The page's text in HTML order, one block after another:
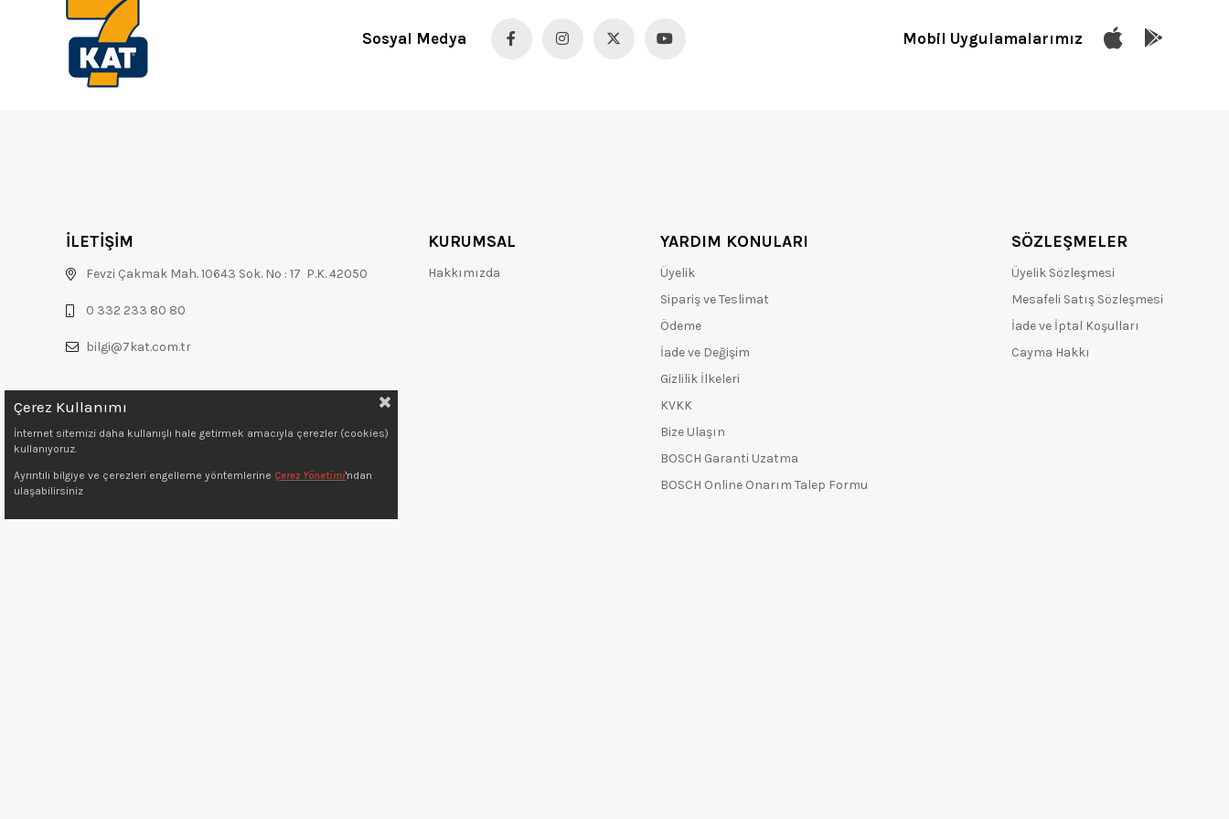
Sosyal Medya Mobil Uygulamalarımız
İLETİŞİM
Fevzi Çakmak Mah. 10643 Sok. No : 17 P.K. 42050
0 332 233 80 80
bilgi@7kat.com.tr
Copyright © 2022 7kat.com.tr
KURUMSAL
Hakkımızda
YARDIM KONULARI
Üyelik
Sipariş ve Teslimat
Ödeme
İade ve Değişim
Gizlilik İlkeleri
KVKK
Bize Ulaşın
BOSCH Garanti Uzatma
BOSCH Online Onarım Talep Formu
SÖZLEŞMELER
Üyelik Sözleşmesi
Mesafeli Satış Sözleşmesi
İade ve İptal Koşulları
Cayma Hakkı
Çerez Kullanımı
İnternet sitemizi daha kullanışlı hale getirmek amacıyla çerezler (cookies)
kullanıyoruz.
Ayrıntılı bilgiye ve çerezleri engelleme yöntemlerine Çerez Yönetimi'ndan
ulaşabilirsiniz